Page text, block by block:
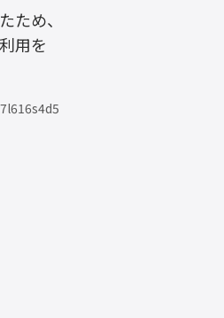
ため、
用を